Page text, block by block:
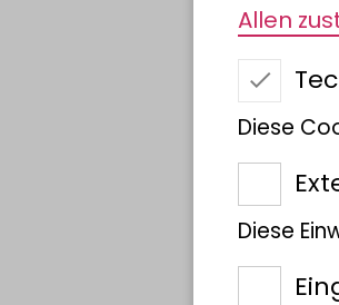
zur
bis hin
Allen
Diese
Diese